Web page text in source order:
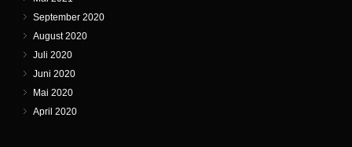
September 2020
August 2020
Juli 2020
Juni 2020
Mai 2020
April 2020